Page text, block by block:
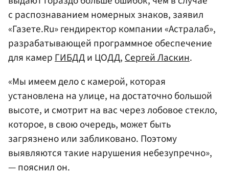
с распознаванием номерных знаков, заявил
«Газете.Ru» гендиректор компании «Астралаб»,
разрабатывающей программное обеспечение
для камерГИБДДи ЦОДД,Сергей Ласкин.
«Мы имеем дело с камерой, которая
установлена на улице, на достаточно большой
высоте, и смотрит на вас через лобовое стекло,
которое, в свою очередь, может быть
загрязнено или забликовано. Поэтому
выявляются такие нарушения небезупречно»,
— пояснил он.